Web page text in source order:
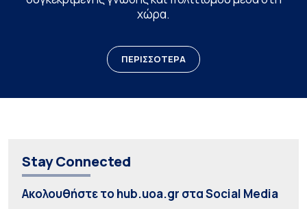
χώρα.
ΠΕΡΙΣΣΟΤΕΡΑ
Stay Connected
Ακολουθήστε το hub.uoa.gr στα Social Media